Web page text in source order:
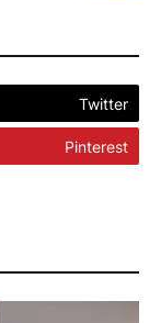
Twitter
Pinterest